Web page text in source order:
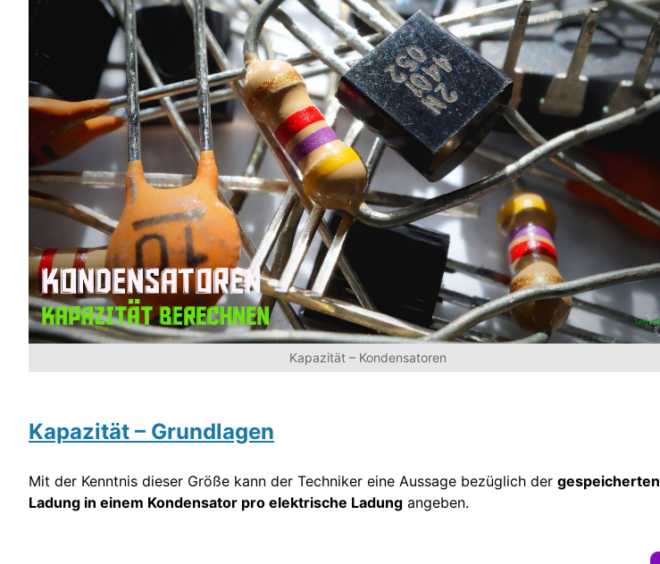
Kapazität – Kondensatoren
Kapazität – Grundlagen
Mit der Kenntnis dieser Größe kann der Techniker eine Aussage bezüglich der gespeicherten
Ladung in einem Kondensator pro elektrische Ladung angeben.